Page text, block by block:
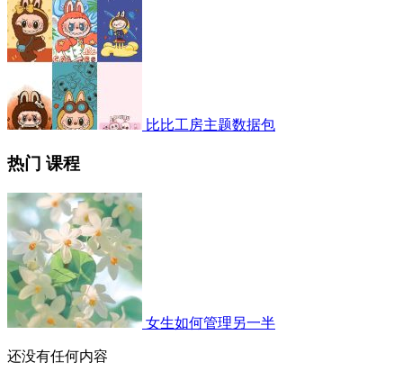
比比工房主题数据包
热门 课程
女生如何管理另一半
还没有任何内容